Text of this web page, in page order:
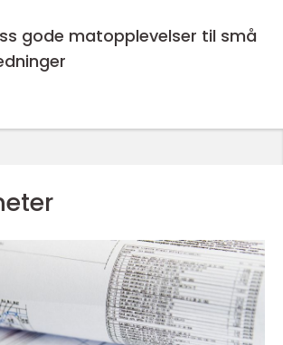
små